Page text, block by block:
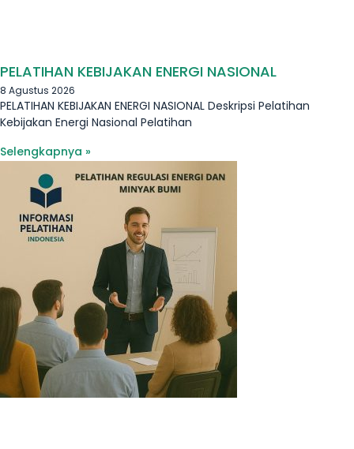
PELATIHAN KEBIJAKAN ENERGI NASIONAL
8 Agustus 2026
PELATIHAN KEBIJAKAN ENERGI NASIONAL Deskripsi Pelatihan
Kebijakan Energi Nasional Pelatihan
Selengkapnya »